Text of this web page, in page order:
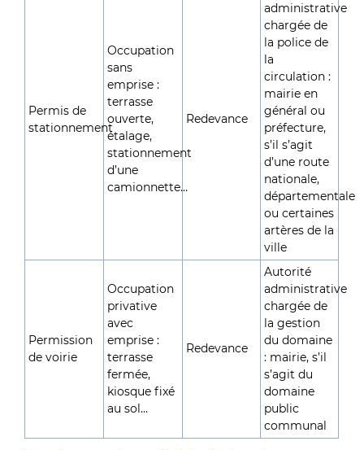
Permis de
stationnement
Occupation
sans
emprise :
terrasse
ouverte,
étalage,
stationnement
d’une
camionnette…
Redevance
administrative
chargée de
la police de
la
circulation :
mairie en
général ou
préfecture,
s’il s’agit
d’une route
nationale,
départementale
ou certaines
artères de la
ville
Permission
de voirie
Occupation
privative
avec
emprise :
terrasse
fermée,
kiosque fixé
au sol…
Redevance
Autorité
administrative
chargée de
la gestion
du domaine
: mairie, s’il
s’agit du
domaine
public
communal